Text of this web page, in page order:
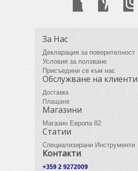
За Нас
Декларация за поверителност
Условия за ползване
Присъедини се към нас
Обслужване на клиенти
Доставка
Плащане
Магазини
Магазин Европа 82
Статии
Специализирани Инструменти
Контакти
+359 2 9272009